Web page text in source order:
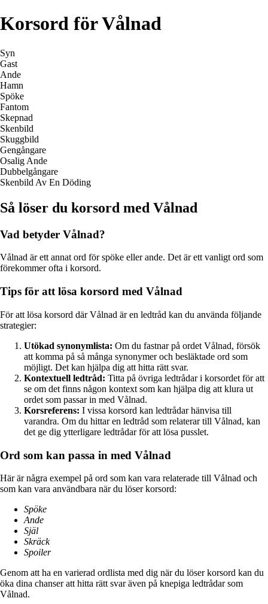
Korsord för Vålnad
Syn
Gast
Ande
Hamn
Spöke
Fantom
Skepnad
Skenbild
Skuggbild
Gengångare
Osalig Ande
Dubbelgångare
Skenbild Av En Döding
Så löser du korsord med Vålnad
Vad betyder Vålnad?
Vålnad är ett annat ord för spöke eller ande. Det är ett vanligt ord som
förekommer ofta i korsord.
Tips för att lösa korsord med Vålnad
För att lösa korsord där Vålnad är en ledtråd kan du använda följande
strategier:
Utökad synonymlista: Om du fastnar på ordet Vålnad, försök
att komma på så många synonymer och besläktade ord som
möjligt. Det kan hjälpa dig att hitta rätt svar.
Kontextuell ledtråd: Titta på övriga ledtrådar i korsordet för att
se om det finns någon kontext som kan hjälpa dig att klura ut
ordet som passar in med Vålnad.
Korsreferens: I vissa korsord kan ledtrådar hänvisa till
varandra. Om du hittar en ledtråd som relaterar till Vålnad, kan
det ge dig ytterligare ledtrådar för att lösa pusslet.
Ord som kan passa in med Vålnad
Här är några exempel på ord som kan vara relaterade till Vålnad och
som kan vara användbara när du löser korsord:
Spöke
Ande
Själ
Skräck
Spoiler
Genom att ha en varierad ordlista med dig när du löser korsord kan du
öka dina chanser att hitta rätt svar även på knepiga ledtrådar som
Vålnad.